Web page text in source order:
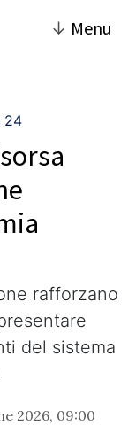
↓ Menu
24
rafforzano
del sistema
2026, 09:00